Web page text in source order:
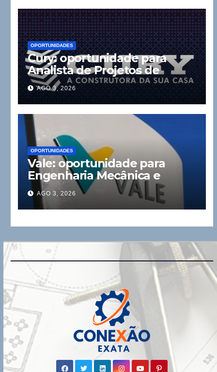
OPORTUNIDADES
Cury: oportunidade para
Analista de Projetos de
Instalações
AGO 3, 2026
OPORTUNIDADES
Vale: oportunidade para
Engenharia Mecânica e
Elétrica
AGO 3, 2026